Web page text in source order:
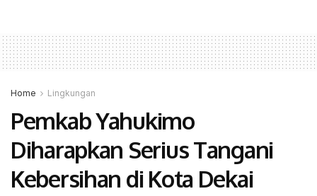
Home Lingkungan
Pemkab Yahukimo
Diharapkan Serius Tangani
Kebersihan di Kota Dekai